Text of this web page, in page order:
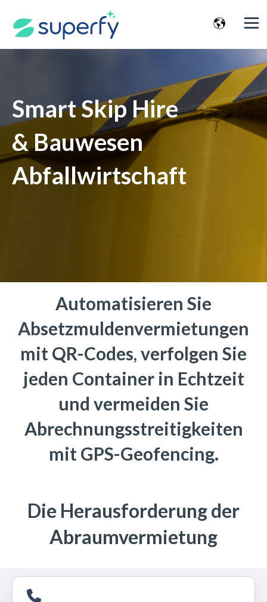
Smart Skip Hire
& Bauwesen
Abfallwirtschaft
Automatisieren Sie
Absetzmuldenvermietungen
mit QR-Codes, verfolgen Sie
jeden Container in Echtzeit
und vermeiden Sie
Abrechnungsstreitigkeiten
mit GPS-Geofencing.
Die Herausforderung der
Abraumvermietung